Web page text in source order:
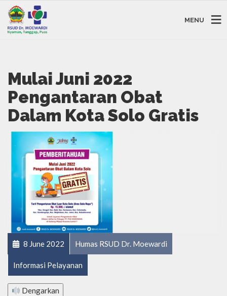
MENU
Mulai Juni 2022
Pengantaran Obat
Dalam Kota Solo Gratis
8 June 2022 Humas RSUD Dr. Moewardi
Informasi Pelayanan
Dengarkan